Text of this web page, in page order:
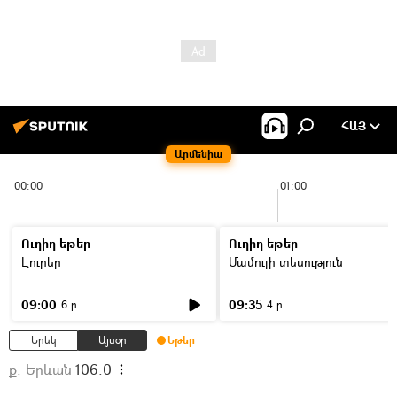
Արմենիա
ՀԱՅ
00:00 01:00
Ուղիղ եթեր
Լուրեր
09:00 6 ր
Ուղիղ եթեր
Մամուլի տեսություն
09:35 4 ր
Երեկ Այսօր Եթեր
ք. Երևան 106.0